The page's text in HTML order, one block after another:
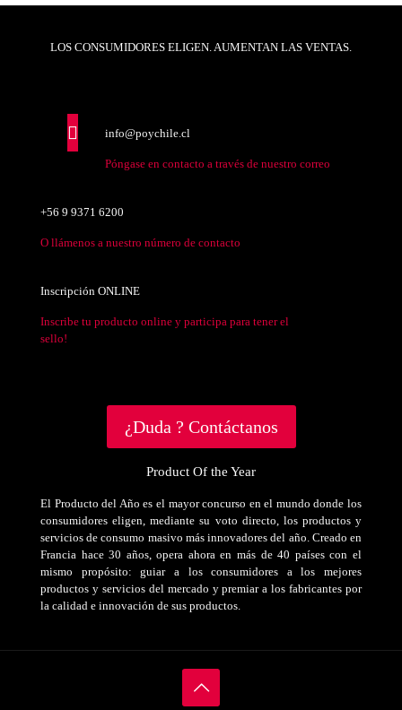
LOS CONSUMIDORES ELIGEN. AUMENTAN LAS VENTAS.
info@poychile.cl
Póngase en contacto a través de nuestro correo
+56 9 9371 6200
O llámenos a nuestro número de contacto
Inscripción ONLINE
Inscribe tu producto online y participa para tener el
sello!
¿Duda ? Contáctanos
Product Of the Year
El Producto del Año es el mayor concurso en el mundo donde los
consumidores eligen, mediante su voto directo, los productos y
servicios de consumo masivo más innovadores del año. Creado en
Francia hace 30 años, opera ahora en más de 40 países con el
mismo propósito: guiar a los consumidores a los mejores
productos y servicios del mercado y premiar a los fabricantes por
la calidad e innovación de sus productos.